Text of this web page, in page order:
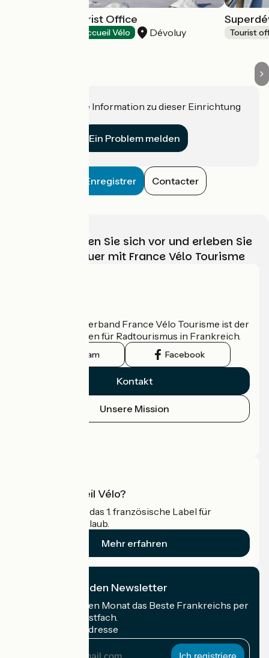
Le Dévoluy Tourist Office
Accueil Vélo Dévoluy Tourist
Haben Sie eine Information zu dieser Einrichtung
Ein Problem melden
Enregistrer Contacter
Wählen, bereiten Sie sich vor und erleben Sie
Ihr Radabenteuer mit France Vélo Tourisme
Der nationale Verband France Vélo Tourisme ist der
offizielle Leitfaden für Radtourismus in Frankreich.
Instagram Facebook
Kontakt
Unsere Mission
Was ist Accueil Vélo?
Accueil Vélo ist das 1. französische Label für
Radfahrer im Urlaub.
Mehr erfahren
Ich abonniere den Newsletter
Erhalten Sie jeden Monat das Beste Frankreichs per
Rad in Ihrem Postfach.
Meine E-Mail-Adresse